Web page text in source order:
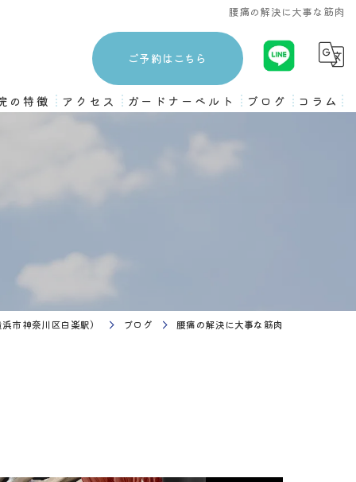
腰痛の解決に大事な筋肉
ご予約はこちら
の特徴
レーニング
アクセス ガードナーベルト ブログ コラム
市神奈川区白楽駅） ブログ 腰痛の解決に大事な筋肉